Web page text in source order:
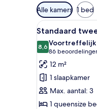
Beschikbare
filters
voor
kamers
Alle kamers 1 bed
Alle
foto's
voor
Standaard
laden
5
Standaard
8,68,6 van 10
Voortreffelijk
86
(86
12 m²
1 slaapkamer
Max. aantal: 3
1 queensize